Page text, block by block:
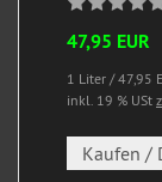
47,95 EUR
1 Liter / 47,95
inkl. 19 % USt
Kaufen /